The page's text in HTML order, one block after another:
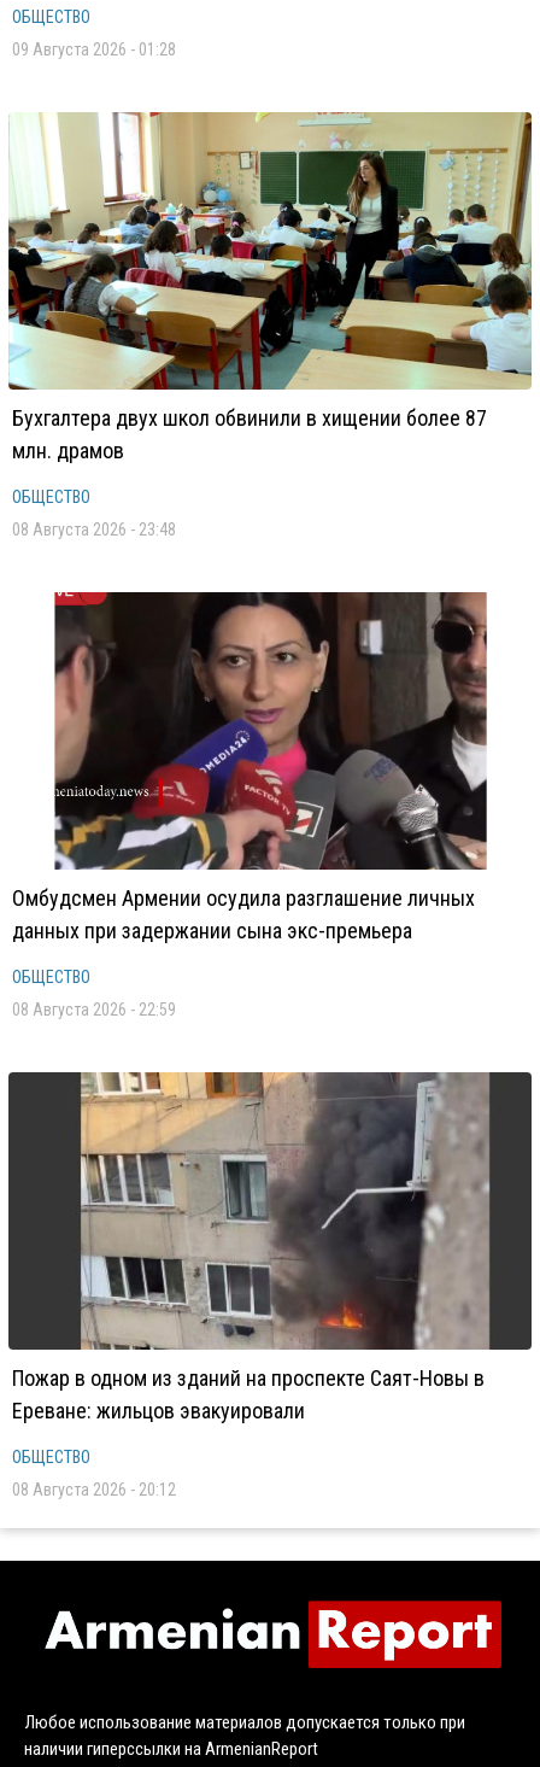
ОБЩЕСТВО
09 Августа 2026 - 01:28
Бухгалтера двух школ обвинили в хищении более 87
млн. драмов
ОБЩЕСТВО
08 Августа 2026 - 23:48
Омбудсмен Армении осудила разглашение личных
данных при задержании сына экс-премьера
ОБЩЕСТВО
08 Августа 2026 - 22:59
Пожар в одном из зданий на проспекте Саят-Новы в
Ереване: жильцов эвакуировали
ОБЩЕСТВО
08 Августа 2026 - 20:12
Любое использование материалов допускается только при
наличии гиперссылки на ArmenianReport